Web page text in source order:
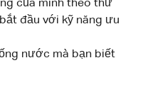
của mình theo thứ
đầu với kỹ năng ưu
nước mà bạn biết